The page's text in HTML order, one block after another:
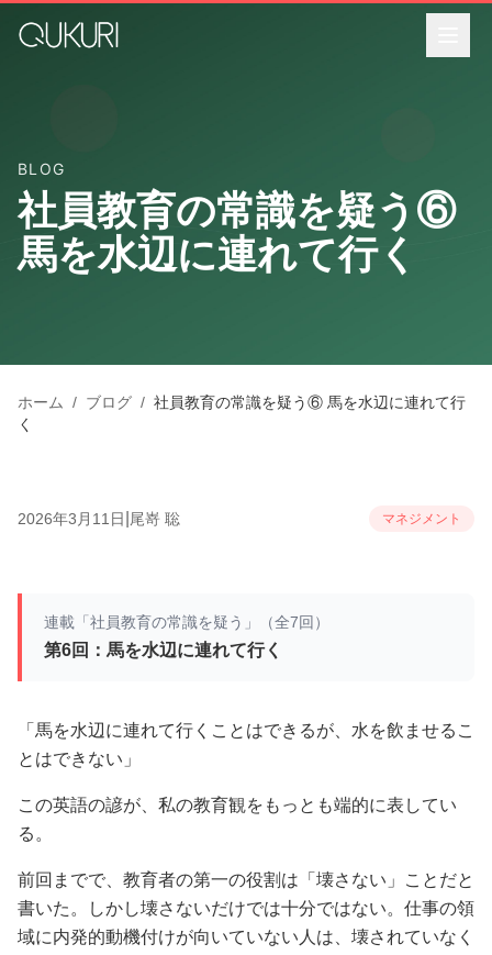
BLOG
社員教育の常識を疑う⑥
馬を水辺に連れて行く
ホーム / ブログ / 社員教育の常識を疑う⑥ 馬を水辺に連れて行
く
2026年3月11日 尾嵜 聡 マネジメント
連載「社員教育の常識を疑う」（全7回）
第6回：馬を水辺に連れて行く
「馬を水辺に連れて行くことはできるが、水を飲ませるこ
とはできない」
この英語の諺が、私の教育観をもっとも端的に表してい
る。
前回までで、教育者の第一の役割は「壊さない」ことだと
書いた。しかし壊さないだけでは十分ではない。仕事の領
域に内発的動機付けが向いていない人は、壊されていなく